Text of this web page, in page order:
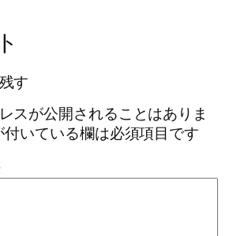
す
スが公開されることはありま
付いている欄は必須項目です